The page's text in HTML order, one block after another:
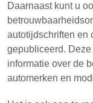
Daarnaast kunt u
autotijdschriften en
gepubliceerd.
informatie over de
automerken en